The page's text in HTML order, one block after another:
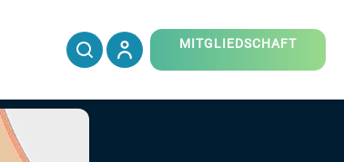
MITGLIEDSCHAFT